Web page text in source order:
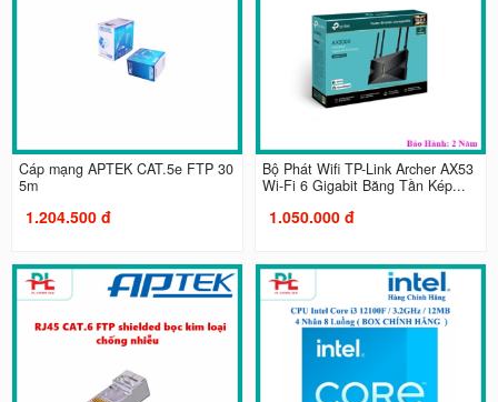
Cáp mạng APTEK CAT.5e FTP 30
5m
1.204.500 đ
Bộ Phát Wifi TP-Link Archer AX53
Wi-Fi 6 Gigabit Băng Tần Kép...
1.050.000 đ